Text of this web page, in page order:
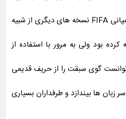
کرده بود که سال ها قبل کمپانی FIFA نسخه های دیگری از شبیه
کرده بود ولی به مرور با استفاده از
گوی سبقت را از حریف قدیمی
زبان ها بیندازد و طرفداران بسیاری